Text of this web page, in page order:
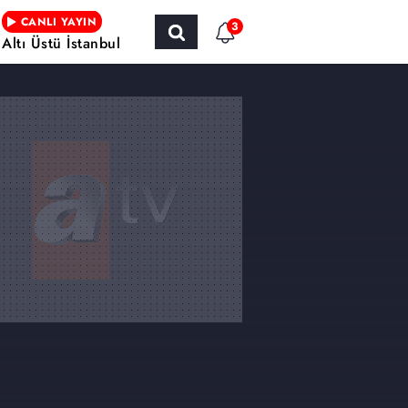
CANLI YAYIN
Altı Üstü İstanbul
3